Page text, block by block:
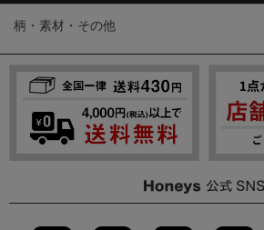
柄・素材・その他